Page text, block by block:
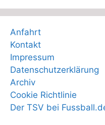
Anfahrt
Kontakt
Impressum
Datenschutzerklärung
Archiv
Cookie Richtlinie
Der TSV bei